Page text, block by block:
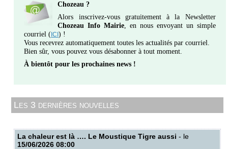
Chozeau ?
Alors inscrivez-vous gratuitement à la Newsletter
Chozeau Info Mairie, en nous envoyant un simple
courriel ( ICI ) !
Vous recevrez automatiquement toutes les actualités par courriel.
Bien sûr, vous pouvez vous désabonner à tout moment.
À bientôt pour les prochaines news !
Les 3 dernières nouvelles
La chaleur est là …. Le Moustique Tigre aussi - le
15/06/2026 08:00